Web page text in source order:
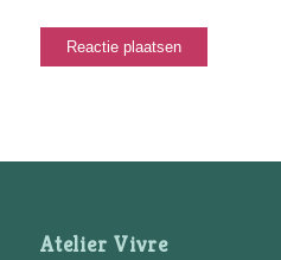
Atelier Vivre